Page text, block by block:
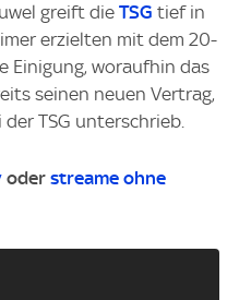
greift die TSG tief in
erzielten mit dem 20-
Einigung, woraufhin das
seinen neuen Vertrag,
TSG unterschrieb.
oder streame ohne